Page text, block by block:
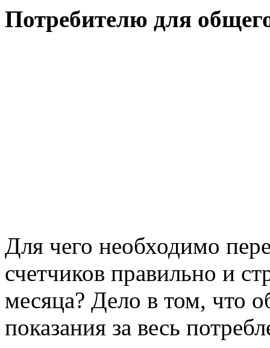
Потребителю для
Для чего необходимо
счетчиков правильно и
месяца? Дело в том, что
показания за весь